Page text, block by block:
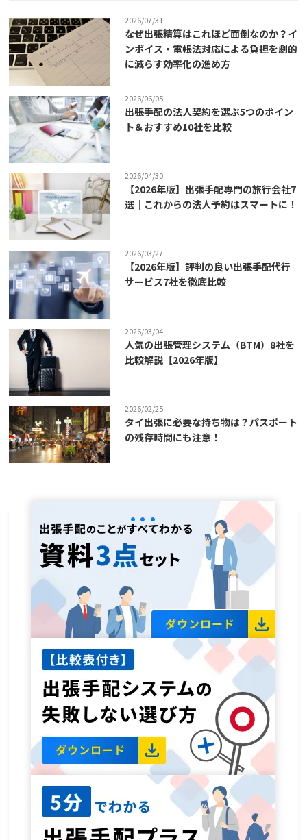
2026/07/31
なぜ出張精算はこれほど面倒なのか？イ
ンボイス・電帳法対応による負担を劇的
に減らす効率化の進め方
2026/06/05
出張手配の法人契約を選ぶ5つのポイン
ト＆おすすめ10社を比較
2026/04/30
【2026年版】出張手配専門の旅行会社7
選｜これからの法人予約はスマートに！
2026/03/27
【2026年版】評判の良い出張手配代行
サービス7社を徹底比較
2026/03/04
人気の出張管理システム（BTM）8社を
比較解説【2026年版】
2026/02/25
タイ出張に必要な持ち物は？パスポート
の残存時間にも注意！